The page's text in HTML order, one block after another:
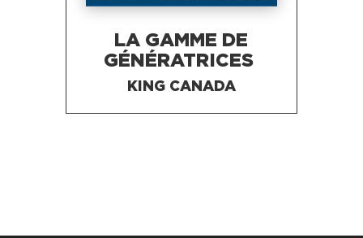
LA GAMME DE
GÉNÉRATRICES
KING CANADA